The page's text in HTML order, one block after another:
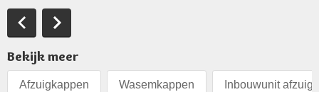
Bekijk meer
Afzuigkappen Wasemkappen Inbouwunit